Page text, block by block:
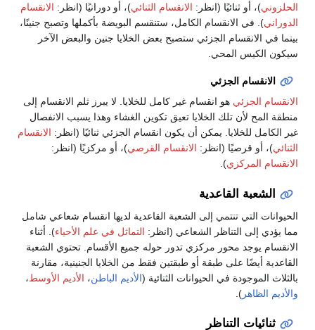
الحلزوني)، أو ثنائيًا (انظر: الانقسام الثنائي)، أو دورانيًا (انظر: الانقسام
الدوراني). في الانقسام الكامل، ستنقسم البويضة بأكملها وتصبح جنينًا،
بينما في الانقسام الجزئي ستصبح بعض الخلايا جنين والبعض الآخر
سيكون الكيس المحي.
الانقسام الجزئي
الانقسام الجزئي هو انقسام غير كامل للخلايا. لا يبرز ثلم الانقسام إلى
منطقة المح لأن تلك الخلايا تعيق تكوين الغشاء وهذا يسبب الانفصال
غير الكامل للخلايا. يمكن أن يكون انقسام الجزئي ثنائيًا (انظر: الانقسام
الثنائي)، أو قرصيًا (انظر: الانقسام القرصي)، أو مركزيًا (انظر:
الانقسام المركزي).
الشعبة القاعدية
الحيوانات التي تنتمي إلى الشعبة القاعدية لديها انقسام شعاعي شامل
مما يؤدي إلى التناظر الشعاعي (انظر: التماثل في علم الأحياء). أثناء
الانقسام يوجد محور مركزي تدور حوله جميع الأقسام. تحتوي الشعبة
القاعدية أيضًا على طبقة أو طبقتين فقط من الخلايا الجنينية، مقارنة
بالثلاث الموجودة في الحيوانات الثنائية (الأديم الباطن، الأديم الأوسط،
والأديم الظاهر ).
ثنائيات التناظر